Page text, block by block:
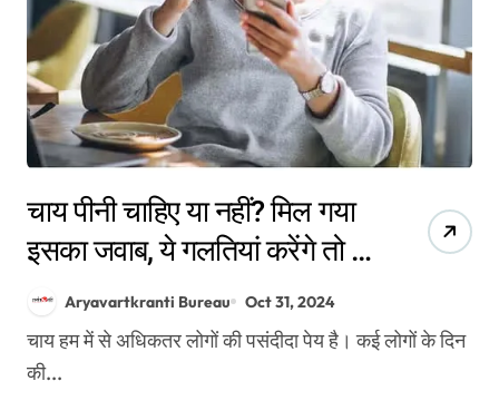
चाय पीनी चाहिए या नहीं? मिल गया
इसका जवाब, ये गलतियां करेंगे तो हो
सकते हैं नुकसान
Aryavartkranti Bureau Oct 31, 2024
चाय हम में से अधिकतर लोगों की पसंदीदा पेय है। कई लोगों के दिन
की...